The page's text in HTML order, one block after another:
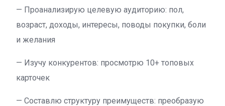
— Проанализирую целевую аудиторию: пол,
возраст, доходы, интересы, поводы покупки, боли
и желания
— Изучу конкурентов: просмотрю 10+ топовых
карточек
— Составлю структуру преимуществ: преобразую